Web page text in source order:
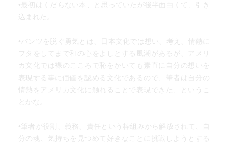
•最初はくだらない本、と思っていたが後半面白くて、引き
込まれた。
•パンツを脱ぐ勇気とは、日本文化では想い、考え、情熱に
フタをしてまで和の心をよしとする風潮があるが、アメリ
カ文化では裸のこころで恥をかいても素直に自分の想いを
表現する事に価値を認める文化であるので、筆者は自分の
情熱をアメリカ文化に触れることで表現できた、というこ
とかな。
•筆者が役割、義務、責任という枠組みから解放されて、自
分の魂、気持ちを見つめて好きなことに挑戦しようとする